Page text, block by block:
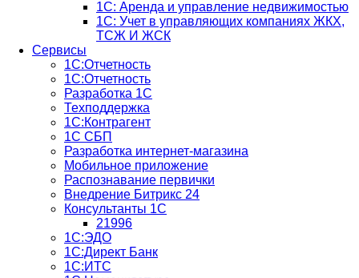
1С: Аренда и управление недвижимостью
1C: Учет в управляющих компаниях ЖКХ,
ТСЖ И ЖСК
Сервисы
1С:Отчетность
1С:Отчетность
Разработка 1С
Техподдержка
1С:Контрагент
1С СБП
Разработка интернет-магазина
Мобильное приложение
Распознавание первички
Внедрение Битрикс 24
Консультанты 1С
21996
1С:ЭДО
1С:Директ Банк
1С:ИТС